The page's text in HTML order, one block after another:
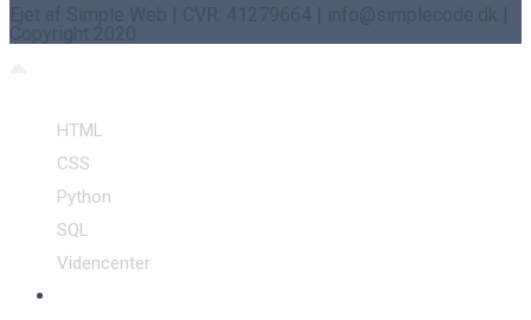
Ejet af Simple Web | CVR: 41279664 | info@simplecode.dk |
Copyright 2020
HTML
CSS
Python
SQL
Videncenter